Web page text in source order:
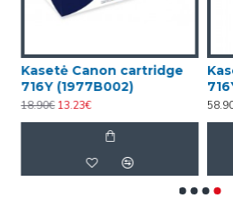
Kasetė Canon cartridge
716Y (1977B002)
18.90€13.23€